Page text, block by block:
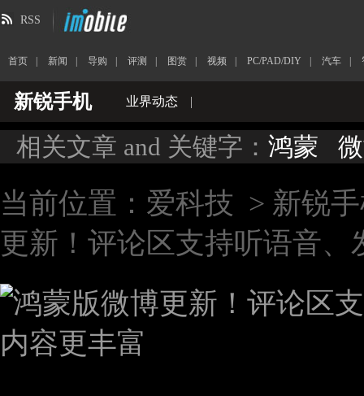
RSS
首页 新闻 导购 评测 图赏 视频 PC/PAD/DIY 汽车
新锐手机 业界动态 |
相关文章 and 关键字： 鸿蒙
当前位置： 爱科技 > 新锐
更新！评论区支持听语音